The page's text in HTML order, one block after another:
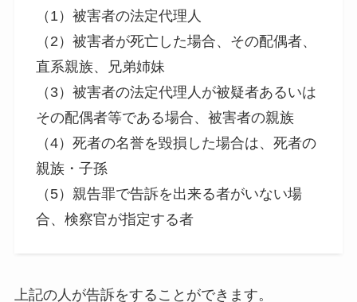
（1）被害者の法定代理人
（2）被害者が死亡した場合、その配偶者、
直系親族、兄弟姉妹
（3）被害者の法定代理人が被疑者あるいは
その配偶者等である場合、被害者の親族
（4）死者の名誉を毀損した場合は、死者の
親族・子孫
（5）親告罪で告訴を出来る者がいない場
合、検察官が指定する者
上記の人が告訴をすることができます。